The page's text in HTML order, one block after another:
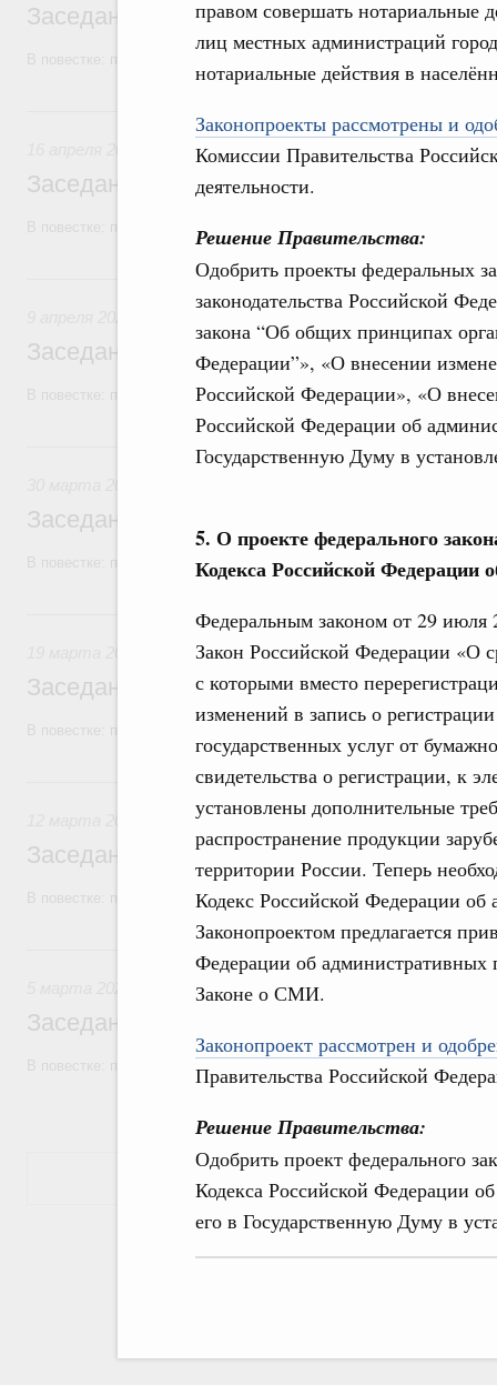
правом совершать нотариальные
лиц местных администраций
нотариальные действия в
Законопроекты рассмотрены и
Комиссии Правительства
деятельности.
Решение Правительства:
Одобрить проекты федеральных
законодательства Российской
закона “Об общих принципах
Федерации”», «О внесении
Российской Федерации», «О
Российской Федерации об
Государственную Думу в
5. О проекте федерального
Кодекса Российской Федерации
Федеральным законом от 29
Закон Российской Федерации «О
с которыми вместо
изменений в запись о
государственных услуг от
свидетельства о регистрации, к
установлены дополнительные
распространение продукции
территории России. Теперь
Кодекс Российской Федерации
Законопроектом предлагается
Федерации об административных
Законе о СМИ.
Законопроект рассмотрен и
Правительства Российской
Решение Правительства:
Одобрить проект федерального
Кодекса Российской Федерации
его в Государственную Думу в
Заседание Правительства (2026 год,
Заседание Правительства (2026 год,
В повестке: проекты федеральных законов.
9 апреля, четверг
Заседание Правительства (2026 год,
В повестке: проекты федеральных законов.
30 марта, понедельник
Заседание Правительства (2026 год,
В повестке: проекты федеральных законов, бюджетные
19 марта, четверг
Заседание Правительства (2026 год, №9)
12 марта, четверг
Заседание Правительства (2026 год, №8)
В повестке: проекты федеральных законов, бюджетные
5 марта, четверг
Заседание Правительства (2026 год, №7)
В повестке: проекты федеральных законов, бюджетные
Показать еще